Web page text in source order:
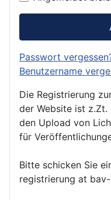
Passwort
Benutzername
Die Registrierung
der Website ist
den Upload von
für
Bitte schicken Sie
registrierung at